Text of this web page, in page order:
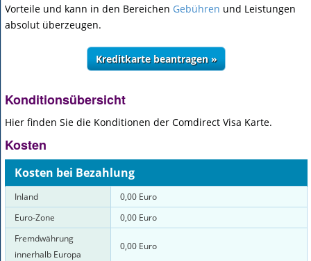
Vorteile und kann in den Bereichen Gebühren und Leistungen
absolut überzeugen.
Konditionsübersicht
Hier finden Sie die Konditionen der Comdirect Visa Karte.
Kosten
Kosten bei Bezahlung
Inland
0,00 Euro
Euro-Zone
0,00 Euro
Fremdwährung
innerhalb Europa
0,00 Euro